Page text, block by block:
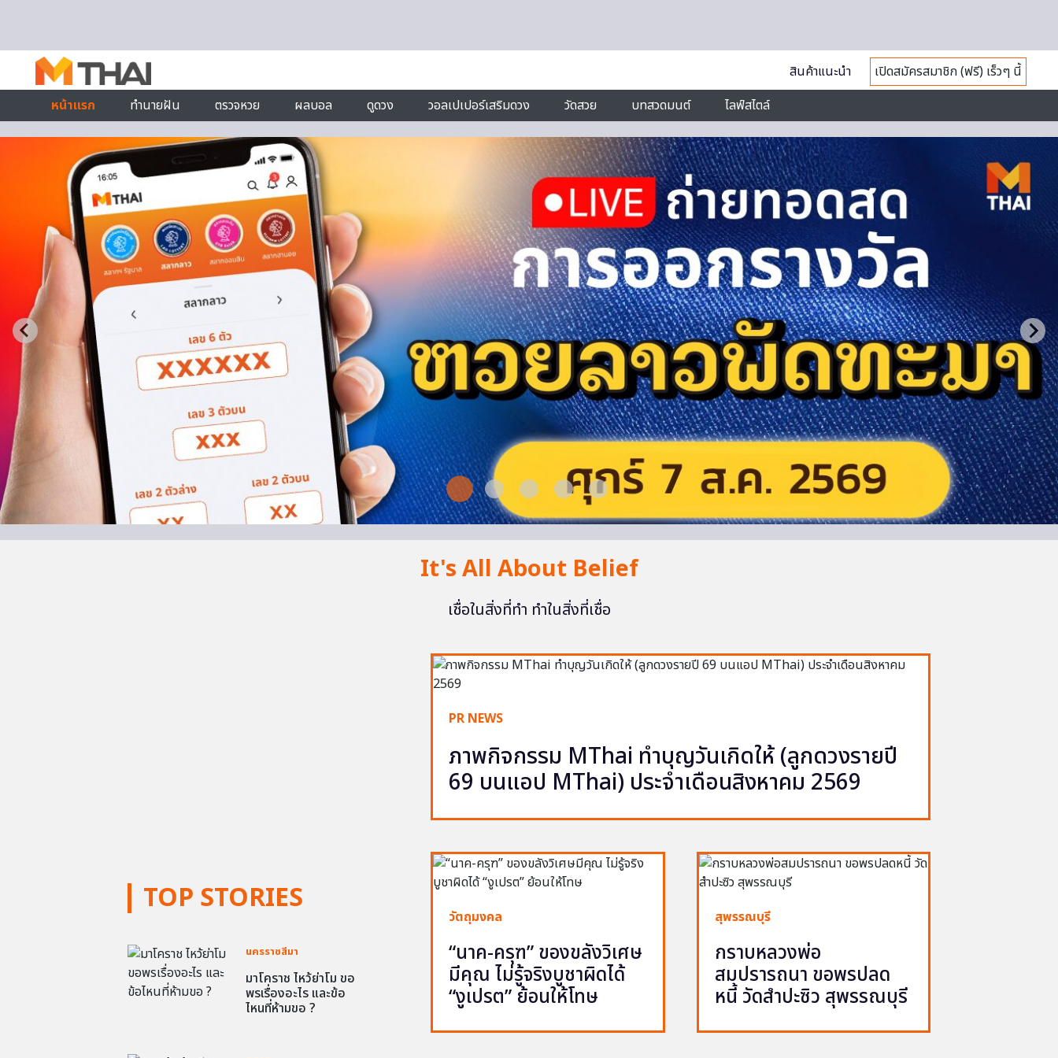
สินค้าแนะนำ
เปิดสมัครสมาชิก (ฟรี) เร็วๆ นี้
หน้าแรก
ทำนายฝัน ตรวจหวย ผลบอล ดูดวง วอลเปเปอร์เสริมดวง วัดสวย บทสวดมนต์ ไลฟ์สไตล์
It's All About Belief
เชื่อในสิ่งที่ทำ ทำในสิ่งที่เชื่อ
TOP STORIES
นครราชสีมา
มาโคราช ไหว้ย่าโม ขอ
พรเรื่องอะไร และข้อ
ไหนที่ห้ามขอ ?
PR NEWS
ภาพกิจกรรม MThai ทำบุญวันเกิดให้ (ลูกดวงรายปี
69 บนแอป MThai) ประจำเดือนสิงหาคม 2569
วัตถุมงคล
“นาค-ครุฑ” ของขลังวิเศษ
มีคุณ ไม่รู้จริงบูชาผิดได้
“งูเปรต” ย้อนให้โทษ
สุพรรณบุรี
กราบหลวงพ่อ
สมปรารถนา ขอพรปลด
หนี้ วัดสำปะซิว สุพรรณบุรี